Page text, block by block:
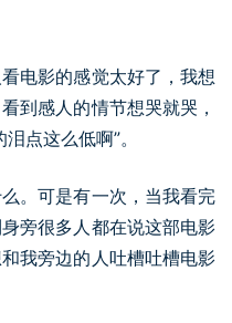
电影的感觉太好了，我想
到感人的情节想哭就哭，
点这么低啊”。
。可是有一次，当我看完
旁很多人都在说这部电影
我旁边的人吐槽吐槽电影